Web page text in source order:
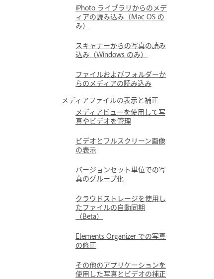
iPhoto ライブラリからのメデ
ィアの読み込み（Mac OS の
み）
スキャナーからの写真の読み
込み（Windows のみ）
ファイルおよびフォルダーか
らのメディアの読み込み
メディアファイルの表示と補正
メディアビューを使用して写
真やビデオを管理
ビデオとフルスクリーン画像
の表示
バージョンセット単位での写
真のグループ化
クラウドストレージを使用し
たファイルの自動同期
（Beta）
Elements Organizer での写真
の修正
その他のアプリケーションを
使用した写真とビデオの補正